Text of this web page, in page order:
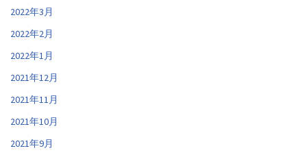
2022年3月
2022年2月
2022年1月
2021年12月
2021年11月
2021年10月
2021年9月